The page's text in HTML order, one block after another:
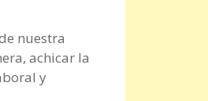
nuestra
achicar la
y